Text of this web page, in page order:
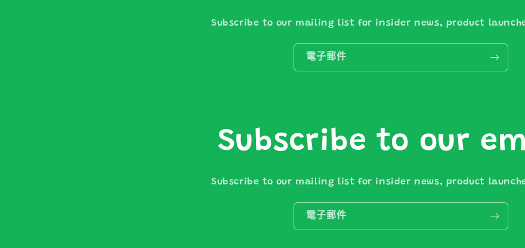
Subscribe to our mailing list for insider news, product
電子郵件
Subscribe to our
Subscribe to our mailing list for insider news, product
電子郵件